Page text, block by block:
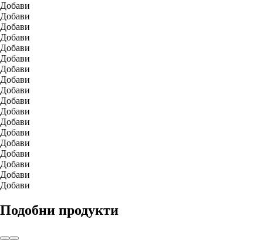
Добави
Добави
Добави
Добави
Добави
Добави
Добави
Добави
Добави
Добави
Добави
Добави
Добави
Добави
Добави
Добави
Добави
Добави
Подобни продукти